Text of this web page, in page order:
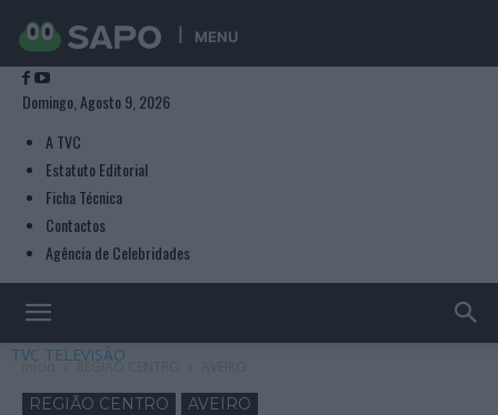
MENU
Domingo, Agosto 9, 2026
A TVC
Estatuto Editorial
Ficha Técnica
Contactos
Agência de Celebridades
TVC TELEVISÃO
Início REGIÃO CENTRO
REGIÃO CENTRO AVEIRO